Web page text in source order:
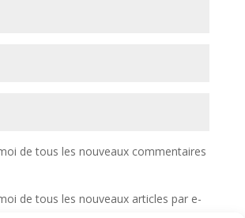
de tous les nouveaux commentaires
de tous les nouveaux articles par e-